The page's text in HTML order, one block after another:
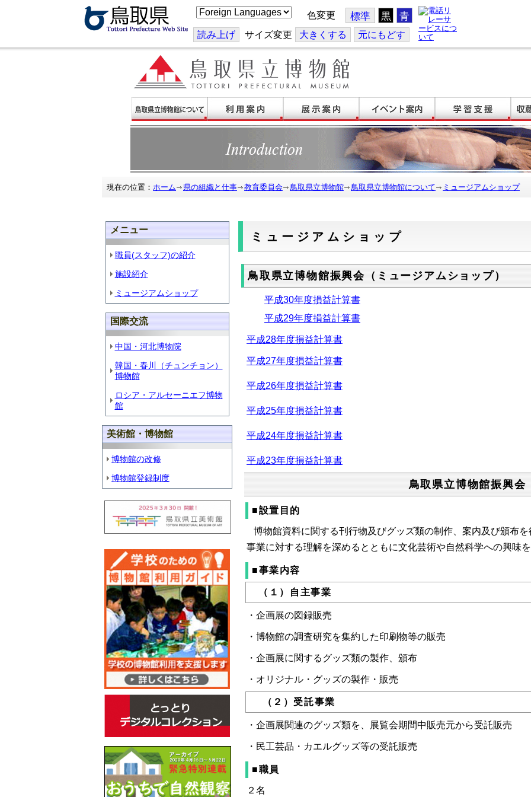
こ
の
ジ
を
翻
訳
す
る
色変更 標準 黒 青
読み上げ サイズ変更 大きくする 元にもどす
現在の位置： ホーム 県の組織と仕事 教育委員会 鳥取県立博物館 鳥取県立博物館について ミュージアムショップ
メニュー
職員(スタッフ)の紹介
施設紹介
ミュージアムショップ
国際交流
中国・河北博物院
韓国・春川（チュンチョン）
博物館
ロシア・アルセーニエフ博物
館
美術館・博物館
博物館の改修
博物館登録制度
ミュージアムショップ
鳥取県立博物館振興会（ミュージアムショップ）
平成30年度損益計算書
平成29年度損益計算書
平成28年度損益計算書
平成27年度損益計算書
平成26年度損益計算書
平成25年度損益計算書
平成24年度損益計算書
平成23年度損益計算書
鳥取県立博物館振興会
■設置目的
博物館資料に関する刊行物及びグッズ類の制作、案内及び頒布
事業に対する理解を深めるとともに文化芸術や自然科学への興味
■事業内容
（１）自主事業
・企画展の図録販売
・博物館の調査研究を集約した印刷物等の販売
・企画展に関するグッズ類の製作、頒布
・オリジナル・グッズの製作・販売
（２）受託事業
・企画展関連のグッズ類を、展覧会期間中販売元から受託販売
・民工芸品・カエルグッズ等の受託販売
■職員
２名